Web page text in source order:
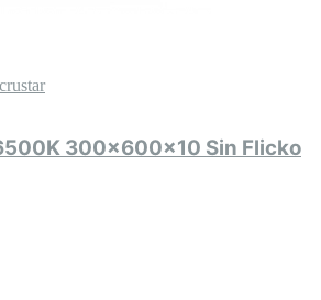
300x600x10 Sin Flicko